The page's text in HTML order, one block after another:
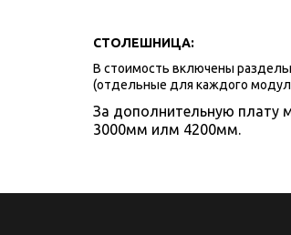
СТОЛЕШНИЦА:
В стоимость включены
(отдельные для каждого
За дополнительную плату
3000мм илм 4200мм.